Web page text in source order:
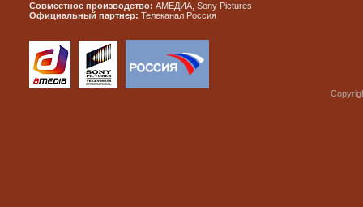
Совместное производство: АМЕДИА, Sony Pictures
Официальный партнер: Телеканал Россия